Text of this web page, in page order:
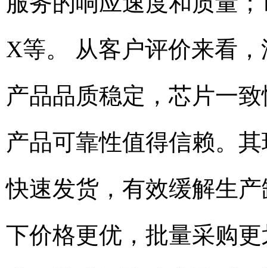
X等。 从客户评价来看
产品品质稳定，芯片一
产品可靠性值得信赖。
快速发货，有效缓解生
下价格更优，批量采购